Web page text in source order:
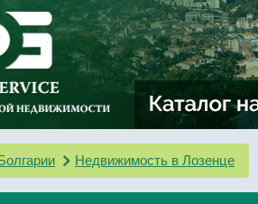
Недвижимость в Лозенце